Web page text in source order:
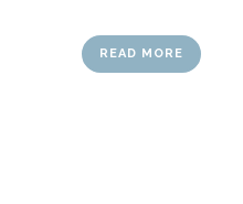
READ MORE